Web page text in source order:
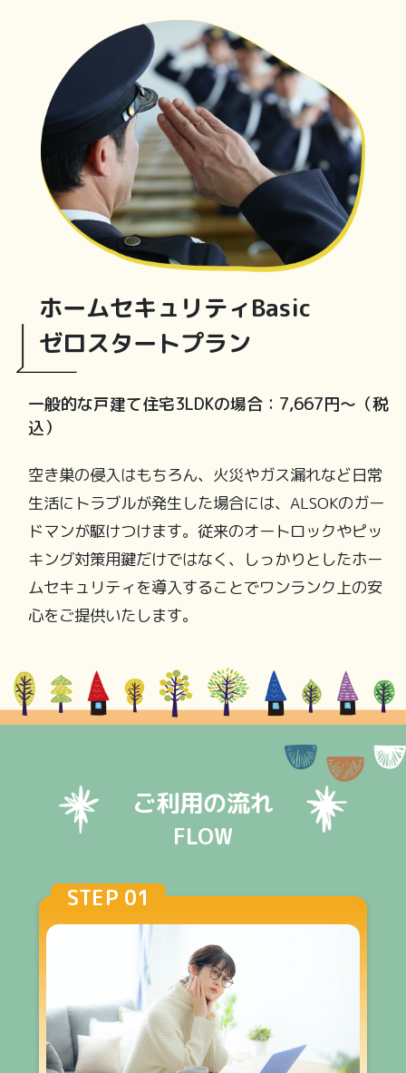
ホームセキュリティBasic
ゼロスタートプラン
一般的な戸建て住宅3LDKの場合：7,667円〜（税
込）
空き巣の侵入はもちろん、火災やガス漏れなど日常
生活にトラブルが発生した場合には、ALSOKのガー
ドマンが駆けつけます。従来のオートロックやピッ
キング対策用鍵だけではなく、しっかりとしたホー
ムセキュリティを導入することでワンランク上の安
心をご提供いたします。
ご利用の流れ
FLOW
STEP 01